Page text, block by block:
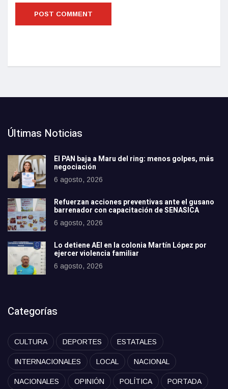
Últimas Noticias
El PAN baja a Maru del ring: menos golpes, más
negociación
6 agosto, 2026
Refuerzan acciones preventivas ante el gusano
barrenador con capacitación de SENASICA
6 agosto, 2026
Lo detiene AEI en la colonia Martín López por
ejercer violencia familiar
6 agosto, 2026
Categorías
CULTURA DEPORTES ESTATALES
INTERNACIONALES LOCAL NACIONAL
NACIONALES OPINIÓN POLÍTICA PORTADA